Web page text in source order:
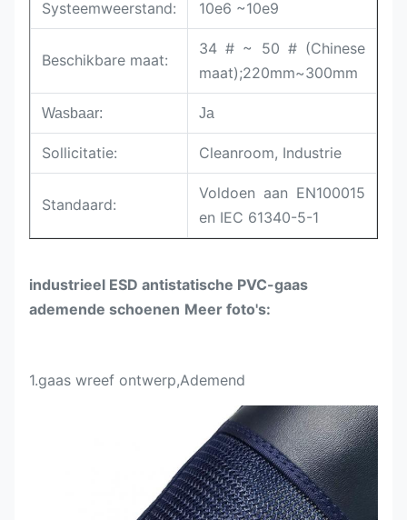
Systeemweerstand: 10e6 ~10e9
Beschikbare maat:
34 # ~ 50 # (Chinese
maat);220mm~300mm
Wasbaar: Ja
Sollicitatie: Cleanroom, Industrie
Standaard:
Voldoen aan EN100015
en IEC 61340-5-1
industrieel ESD antistatische PVC-gaas
ademende schoenen Meer foto's:
1.gaas wreef ontwerp,Ademend